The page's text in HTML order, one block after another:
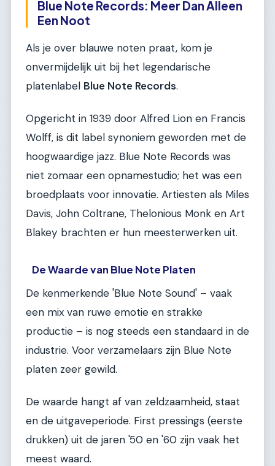
Blue Note Records: Meer Dan Alleen
Een Noot
Als je over blauwe noten praat, kom je
onvermijdelijk uit bij het legendarische
platenlabel Blue Note Records.
Opgericht in 1939 door Alfred Lion en Francis
Wolff, is dit label synoniem geworden met de
hoogwaardige jazz. Blue Note Records was
niet zomaar een opnamestudio; het was een
broedplaats voor innovatie. Artiesten als Miles
Davis, John Coltrane, Thelonious Monk en Art
Blakey brachten er hun meesterwerken uit.
De Waarde van Blue Note Platen
De kenmerkende 'Blue Note Sound' – vaak
een mix van ruwe emotie en strakke
productie – is nog steeds een standaard in de
industrie. Voor verzamelaars zijn Blue Note
platen zeer gewild.
De waarde hangt af van zeldzaamheid, staat
en de uitgaveperiode. First pressings (eerste
drukken) uit de jaren '50 en '60 zijn vaak het
meest waard.